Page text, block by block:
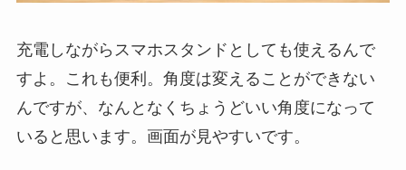
充電しながらスマホスタンドとしても使えるんで
すよ。これも便利。角度は変えることができない
んですが、なんとなくちょうどいい角度になって
いると思います。画面が見やすいです。